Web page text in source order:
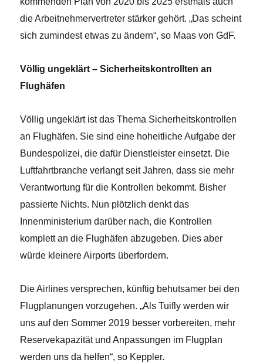
die Arbeitnehmervertreter stärker gehört. „Das scheint
sich zumindest etwas zu ändern“, so Maas von GdF.
Völlig ungeklärt – Sicherheitskontrollten an
Flughäfen
Völlig ungeklärt ist das Thema Sicherheitskontrollen
an Flughäfen. Sie sind eine hoheitliche Aufgabe der
Bundespolizei, die dafür Dienstleister einsetzt. Die
Luftfahrtbranche verlangt seit Jahren, dass sie mehr
Verantwortung für die Kontrollen bekommt. Bisher
passierte Nichts. Nun plötzlich denkt das
Innenministerium darüber nach, die Kontrollen
komplett an die Flughäfen abzugeben. Dies aber
würde kleinere Airports überfordern.
Die Airlines versprechen, künftig behutsamer bei den
Flugplanungen vorzugehen. „Als Tuifly werden wir
uns auf den Sommer 2019 besser vorbereiten, mehr
Reservekapazität und Anpassungen im Flugplan
werden uns da helfen“, so Keppler.